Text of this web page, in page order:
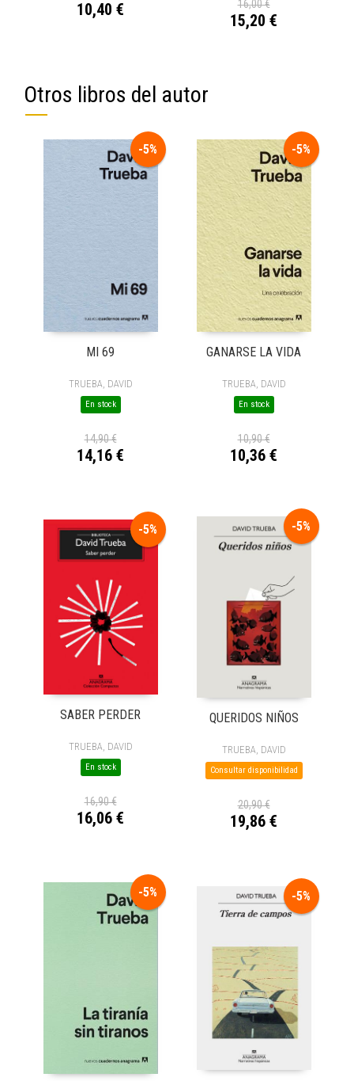
10,40 € 16,00 €
15,20 €
Otros libros del autor
-5%
MI 69
TRUEBA, DAVID
En stock
14,90 €
14,16 €
-5%
GANARSE LA VIDA
TRUEBA, DAVID
En stock
10,90 €
10,36 €
-5%
SABER PERDER
TRUEBA, DAVID
En stock
16,90 €
16,06 €
-5%
QUERIDOS NIÑOS
TRUEBA, DAVID
Consultar disponibilidad
20,90 €
19,86 €
-5% -5%